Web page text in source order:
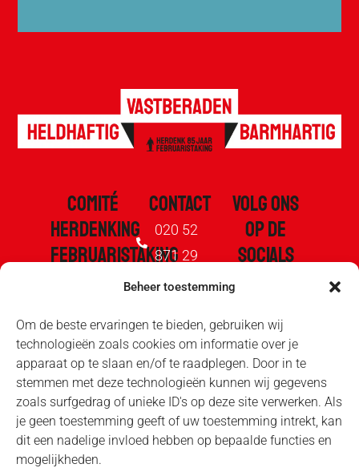
Beheer toestemming
Om de beste ervaringen te bieden, gebruiken wij
technologieën zoals cookies om informatie over je
apparaat op te slaan en/of te raadplegen. Door in te
stemmen met deze technologieën kunnen wij gegevens
zoals surfgedrag of unieke ID's op deze site verwerken. Als
je geen toestemming geeft of uw toestemming intrekt, kan
dit een nadelige invloed hebben op bepaalde functies en
mogelijkheden.
COMITÉ
HERDENKING
FEBRUARISTAKING
De Stad
Moet
Plat.nl
Pers
CONTACT
020 52
871 29
info@februaristaking.nl
Kleine
Wittenburgerstraat
1
1018 LS
Amsterdam
VOLG ONS
OP DE
SOCIALS